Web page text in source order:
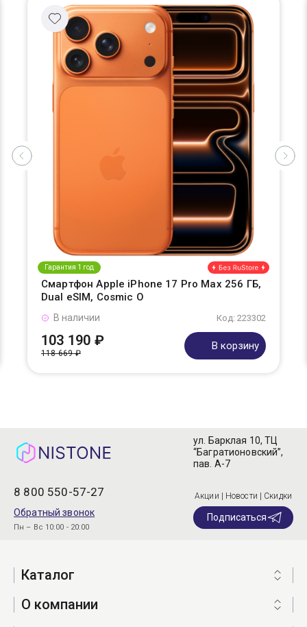
Гарантия 1 год
Смартфон Apple iPhone 17 Pro Max 256 ГБ,
Dual eSIM, Cosmic O
Код: 223302
В наличии
103 190 ₽
118 669 ₽
В корзину
8 800 550-57-27
Обратный звонок
Пн – Вс 10:00 - 20:00
ул. Барклая 10, ТЦ
“Багратионовский”,
пав. А-7
Акции | Новости | Скидки
Подписаться
Каталог
О компании